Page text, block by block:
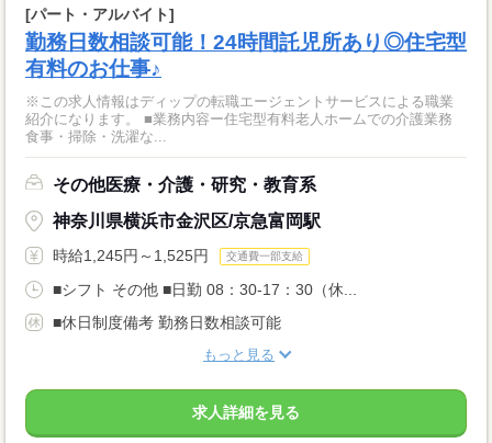
[パート・アルバイト]
勤務日数相談可能！24時間託児所あり◎住宅型
有料のお仕事♪
※この求人情報はディップの転職エージェントサービスによる職業
紹介になります。 ■業務内容ー住宅型有料老人ホームでの介護業務
食事・掃除・洗濯な...
その他医療・介護・研究・教育系
神奈川県横浜市金沢区/京急富岡駅
時給1,245円～1,525円 交通費一部支給
■シフト その他 ■日勤 08：30-17：30（休...
■休日制度備考 勤務日数相談可能
もっと見る
求人詳細を見る